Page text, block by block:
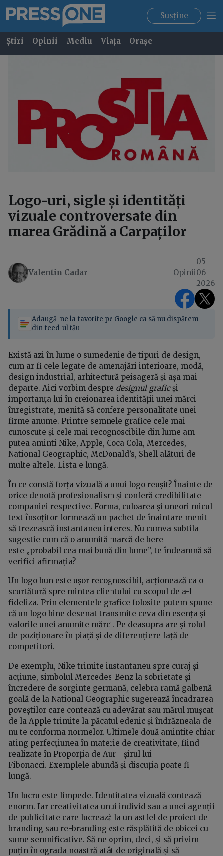
Susține
Știri Opinii Mediu Viața Orașe
Logo-uri, sigle și identități
vizuale controversate din
marea Grădină a Carpaților
Valentin Cadar Opinii
05
06
2026
Adaugă-ne la favorite pe Google ca să nu dispărem
din feed-ul tău
Există azi în lume o sumedenie de tipuri de design,
cum ar fi cele legate de amenajări interioare, modă,
design industrial, arhitectură peisageră și așa mai
departe. Aici vorbim despre designul graficși
importanța lui în creionarea identității unei mărci
înregistrate, menită să confere personalitate unei
firme anume. Printre semnele grafice cele mai
cunoscute și cele mai recognoscibile din lume am
putea aminti Nike, Apple, Coca Cola, Mercedes,
National Geographic, McDonald’s, Shell alături de
multe altele. Lista e lungă.
În ce constă forța vizuală a unui logo reușit? Înainte de
orice denotă profesionalism și conferă credibilitate
companiei respective. Forma, culoarea și uneori micul
text însoțitor formează un pachet de înaintare menit
să trezească instantaneu interes. Nu cumva subtila
sugestie cum că o anumită marcă de bere
este „probabil cea mai bună din lume”, te îndeamnă să
verifici afirmația?
Un logo bun este ușor recognoscibil, acționează ca o
scurtătură spre mintea clientului cu scopul de a-l
fideliza. Prin elementele grafice folosite putem spune
că un logo bine desenat transmite ceva din esența și
valorile unei anumite mărci. Pe deasupra are și rolul
de poziționare în piață și de diferențiere față de
competitori.
De exemplu, Nike trimite instantaneu spre curaj și
acțiune, simbolul Mercedes-Benz la sobrietate și
încredere de sorginte germană, celebra ramă galbenă
goală de la National Geographic sugerează încadrarea
poveștilor care contează cu adevărat sau mărul mușcat
de la Apple trimite la păcatul edenic și îndrăzneala de
nu te conforma normelor. Ultimele două amintite chiar
ating perfecțiunea în materie de creativitate, fiind
realizate în Proporția de Aur - șirul lui
Fibonacci. Exemplele abundă și discuția poate fi
lungă.
Un lucru este limpede. Identitatea vizuală contează
enorm. Iar creativitatea unui individ sau a unei agenții
de publicitate care lucrează la un astfel de proiect de
branding sau re-branding este răsplătită de obicei cu
sume semnificative. Să ne oprim, deci, și să privim
puțin în ograda noastră atât de originală și să